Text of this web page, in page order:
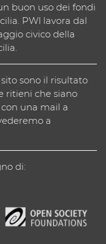
buon uso dei fondi
PWI lavora dal
civico della
sono il risultato
ritieni che siano
una mail a
a
di: